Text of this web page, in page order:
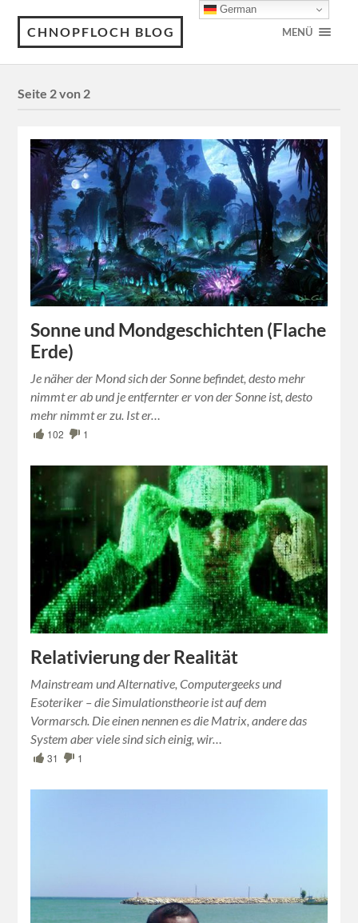
CHNOPFLOCH BLOG MENÜ
Seite 2 von 2
Sonne und Mondgeschichten (Flache
Erde)
Je näher der Mond sich der Sonne befindet, desto mehr
nimmt er ab und je entfernter er von der Sonne ist, desto
mehr nimmt er zu. Ist er…
102 1
Relativierung der Realität
Mainstream und Alternative, Computergeeks und
Esoteriker – die Simulationstheorie ist auf dem
Vormarsch. Die einen nennen es die Matrix, andere das
System aber viele sind sich einig, wir…
31 1
German